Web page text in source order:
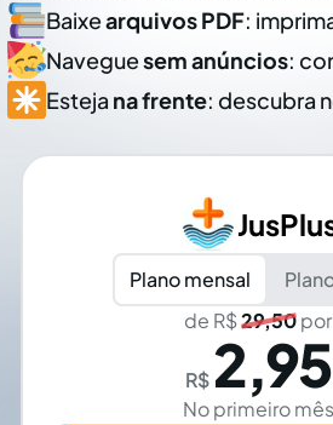
Baixearquivos PDF:
Naveguesem anúncios:
Esteja na frente: descubra
Plano mensal
de R$29,50por
R$ 2,95
No primeiro mês